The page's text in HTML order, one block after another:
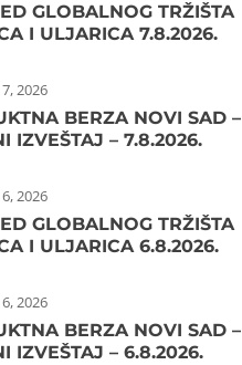
GLOBALNOG TRŽIŠTA
I ULJARICA 7.8.2026.
2026
BERZA NOVI SAD –
IZVEŠTAJ – 7.8.2026.
2026
GLOBALNOG TRŽIŠTA
I ULJARICA 6.8.2026.
2026
BERZA NOVI SAD –
IZVEŠTAJ – 6.8.2026.